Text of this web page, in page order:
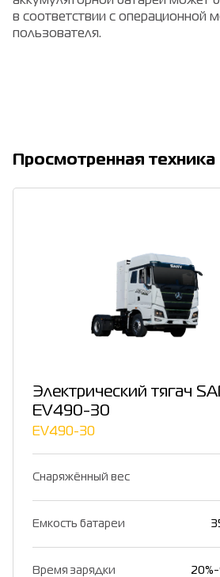
в соответствии с операционной
пользователя.
Просмотренная техника
Электрический тягач
EV490-30
EV490-30
Снаряжённый вес
Емкость батареи
Время зарядки 20%-